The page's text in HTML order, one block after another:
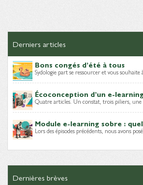
Derniers articles
Bons congés d’été à tous
Sydologie part se ressourcer et vous
Écoconception d’un e-
Quatre articles. Un constat, trois piliers,
Module e-learning sobre :
Lors des épisodes précédents, nous avons
Dernières brèves